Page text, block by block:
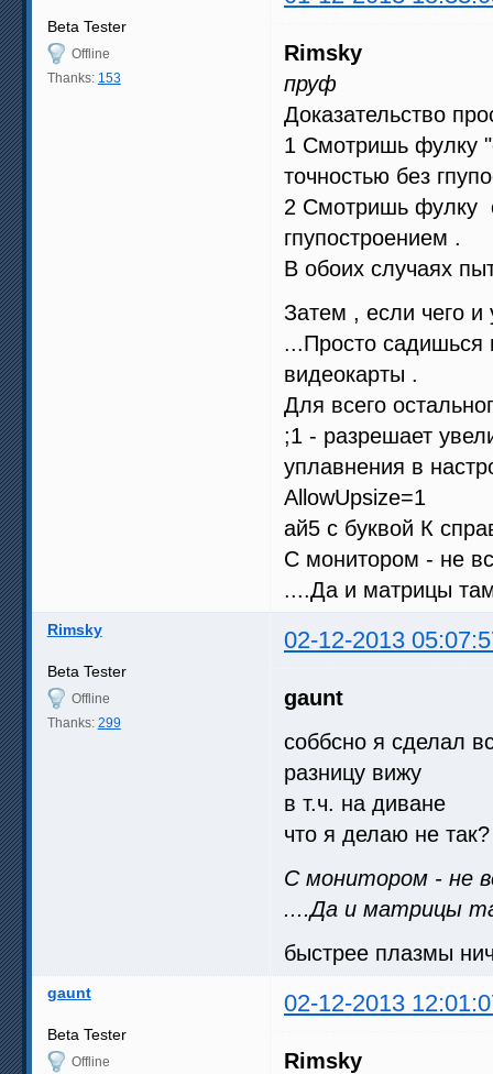
Beta Tester
Offline
Thanks: 153
Rimsky
пруф
Доказательство
1 Смотришь фулку
точностью без
2 Смотришь фулку
гпупостроением .
В обоих случаях
Затем , если чего и
...Просто садишься
видеокарты .
Для всего
;1 - разрешает
уплавнения в
AllowUpsize=1
ай5 с буквой К
С монитором - не
....Да и матрицы
Rimsky 02-12-2013
Beta Tester
Offline
Thanks: 299
gaunt
соббсно я сделал
разницу вижу
в т.ч. на диване
что я делаю не так?
С монитором - не
....Да и матрицы
быстрее плазмы
gaunt 02-12-2013
Beta Tester
Offline
Rimsky